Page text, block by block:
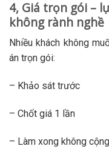
4, Giá trọn gói –
không rành nghề
Nhiều khách không
án trọn gói:
– Khảo sát trước
– Chốt giá 1 lần
– Làm xong không